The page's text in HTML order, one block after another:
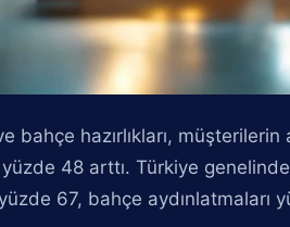
bahçe hazırlıkları,
48 arttı. Türkiye
67, bahçe aydınlatmaları